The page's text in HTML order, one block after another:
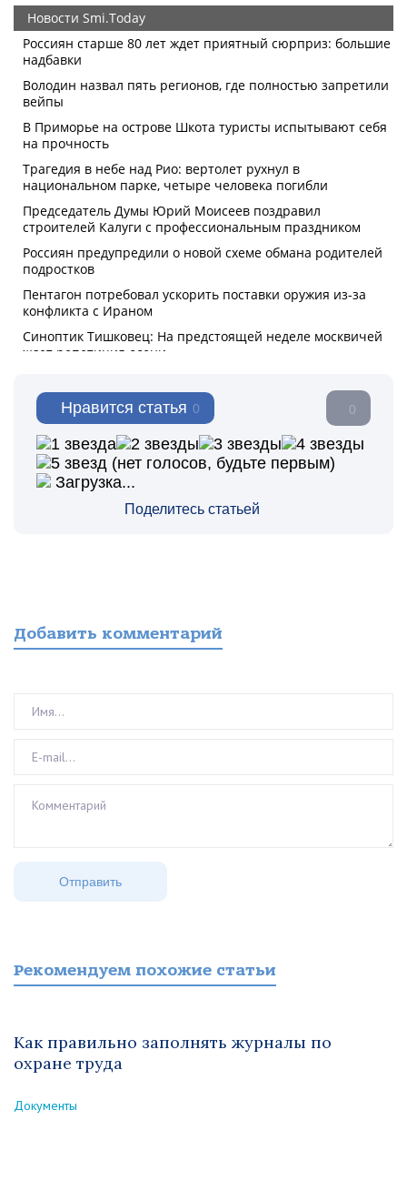
Нравится статья 0 0
Поделитесь статьей
(нет голосов, будьте первым)
Загрузка...
Добавить комментарий
Рекомендуем похожие статьи
Как правильно заполнять журналы по
охране труда
Документы